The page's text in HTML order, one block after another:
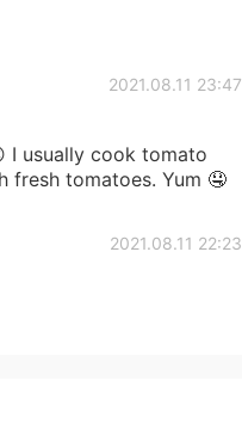
2021.08.11 23:47
I usually cook tomato
fresh tomatoes. Yum 🤤
2021.08.11 22:23